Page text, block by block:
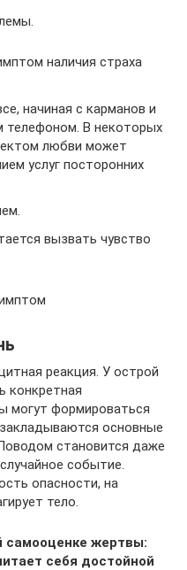
наличия страха
начиная с карманов и
телефоном. В некоторых
любви может
услуг посторонних
вызвать чувство
реакция. У острой
конкретная
могут формироваться
основные
становится даже
событие.
опасности, на
тело.
самооценке жертвы:
себя достойной